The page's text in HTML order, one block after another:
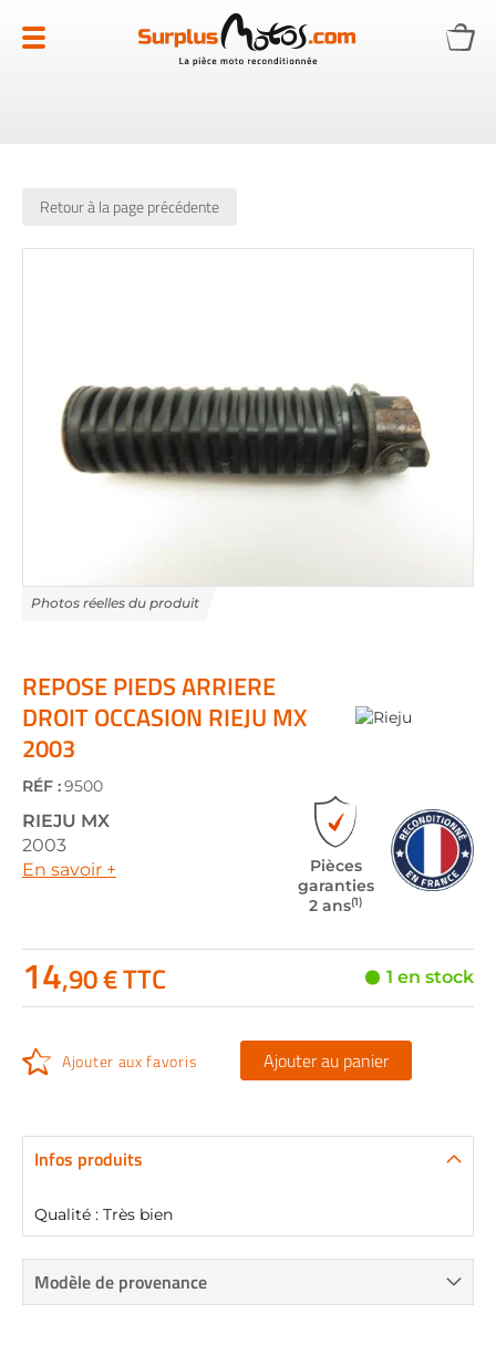
au
contenu
Retour à la page précédente
images
gallery
the
beginning
of
the
images
gallery
REPOSE PIEDS ARRIERE
DROIT OCCASION RIEJU MX
2003
RÉF :9500
RIEJU MX
2003
En savoir +
Pièces
garanties
2 ans(1)
14,90 € TTC 1 en stock
Ajouter aux favoris Ajouter au panier
Infos produits
Qualité : Très bien
Modèle de provenance